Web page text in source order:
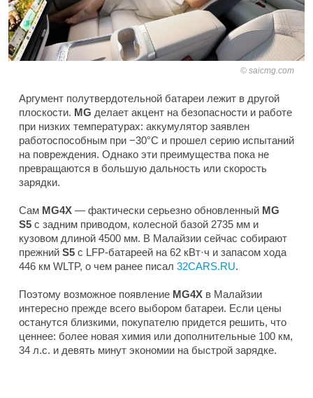
saicmg.com
Аргумент полутвердотельной батареи лежит в другой
плоскости. MG делает акцент на безопасности и работе
при низких температурах: аккумулятор заявлен
работоспособным при −30°C и прошел серию испытаний
на повреждения. Однако эти преимущества пока не
превращаются в большую дальность или скорость
зарядки.
Сам MG4X — фактически серьезно обновленный MG
S5 с задним приводом, колесной базой 2735 мм и
кузовом длиной 4500 мм. В Малайзии сейчас собирают
прежний S5 с LFP-батареей на 62 кВт·ч и запасом хода
446 км WLTP, о чем ранее писал 32CARS.RU.
Поэтому возможное появление MG4X в Малайзии
интересно прежде всего выбором батареи. Если цены
останутся близкими, покупателю придется решить, что
ценнее: более новая химия или дополнительные 100 км,
34 л.с. и девять минут экономии на быстрой зарядке.